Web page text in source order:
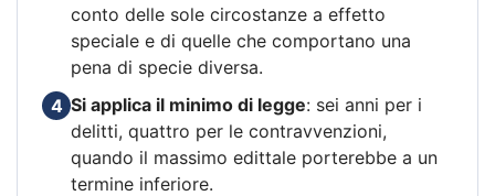
conto delle sole circostanze a effetto
speciale e di quelle che comportano una
pena di specie diversa.
4 Si applica il minimo di legge: sei anni per i
delitti, quattro per le contravvenzioni,
quando il massimo edittale porterebbe a un
termine inferiore.